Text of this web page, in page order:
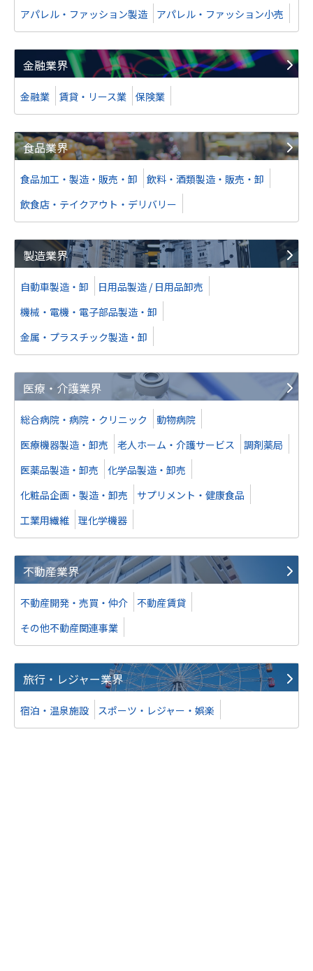
アパレル・ファッション製造 アパレル・ファッション小売
金融業界
金融業 賃貸・リース業 保険業
食品業界
食品加工・製造・販売・卸
飲料・酒類製造・販売・卸
飲食店・テイクアウト・デリバリー
製造業界
自動車製造・卸
日用品製造 / 日用品卸売
機械・電機・電子部品製造・卸
金属・プラスチック製造・卸
医療・介護業界
総合病院・病院・クリニック
動物病院
医療機器製造・卸売
老人ホーム・介護サービス
調剤薬局
医薬品製造・卸売
化学品製造・卸売
化粧品企画・製造・卸売
サプリメント・健康食品
工業用繊維
理化学機器
不動産業界
不動産開発・売買・仲介
不動産賃貸
その他不動産関連事業
旅行・レジャー業界
宿泊・温泉施設 スポーツ・レジャー・娯楽